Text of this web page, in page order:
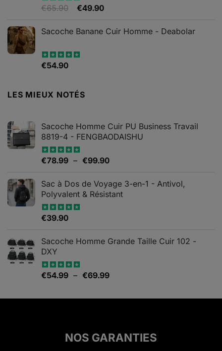
Note4.82
€65.90
Le
initial
€49.90Le
actuel
Sacoche Banane Cuir Homme - Deabolar
Note4.79
€54.90
LES MIEUX NOTÉS
Sacoche Homme Cuir PU Business Travail
8819-4 - FENGBAODAISHU
Note5.00
€78.99 – €99.90Plage
prix :
€78.99
Sac à Dos de Voyage 3-en-1 - Antivol,
Polyvalent & Résistant
Note5.00
€39.90
Sacoche Homme Grande Taille Cuir 102 -
DXY
Note5.00
€54.99 – €69.99Plage
NOS GARANTIES